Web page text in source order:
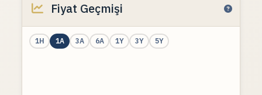
Fiyat Geçmişi
1H 1A 3A 6A 1Y 3Y 5Y